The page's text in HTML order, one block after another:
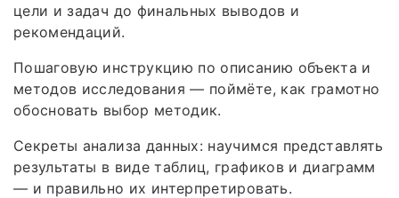
цели и задач до финальных выводов и
рекомендаций.
Пошаговую инструкцию по описанию объекта и
методов исследования — поймёте, как грамотно
обосновать выбор методик.
Секреты анализа данных: научимся представлять
результаты в виде таблиц, графиков и диаграмм
— и правильно их интерпретировать.